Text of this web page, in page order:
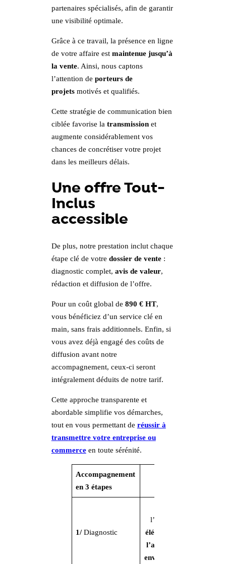
partenaires spécialisés, afin de garantir
une visibilité optimale.
Grâce à ce travail, la présence en ligne
de votre affaire est maintenue jusqu’à
la vente. Ainsi, nous captons
l’attention de porteurs de
projetsmotivés et qualifiés.
Cette stratégie de communication bien
ciblée favorise la transmissionet
augmente considérablement vos
chances de concrétiser votre projet
dans les meilleurs délais.
Une offre Tout-
Inclus
accessible
De plus, notre prestation inclut chaque
étape clé de votre dossier de vente:
diagnostic complet, avis de valeur,
rédaction et diffusion de l’offre.
Pour un coût global de 890 € HT,
vous bénéficiez d’un service clé en
main, sans frais additionnels. Enfin, si
vous avez déjà engagé des coûts de
diffusion avant notre
accompagnement, ceux-ci seront
intégralement déduits de notre tarif.
Cette approche transparente et
abordable simplifie vos démarches,
tout en vous permettant de réussir à
transmettre votre entreprise ou
commerceen toute sérénité.
Accompagnement
en 3 étapes
1/Diagnostic
l’ensemble des
éléments relatif à
l’affaire
environnementale